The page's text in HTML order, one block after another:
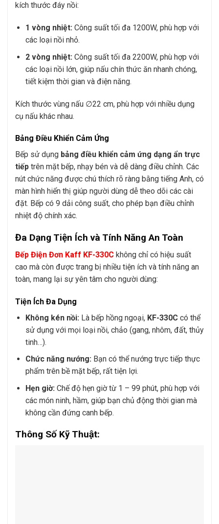
kích thước đáy nồi:
1 vòng nhiệt: Công suất tối đa 1200W, phù hợp với
các loại nồi nhỏ.
2 vòng nhiệt: Công suất tối đa 2200W, phù hợp với
các loại nồi lớn, giúp nấu chín thức ăn nhanh chóng,
tiết kiệm thời gian và điện năng.
Kích thước vùng nấu ∅22 cm, phù hợp với nhiều dụng
cụ nấu khác nhau.
Bảng Điều Khiển Cảm Ứng
Bếp sử dụng bảng điều khiển cảm ứng dạng ẩn trực
tiếp trên mặt bếp, nhạy bén và dễ dàng điều chỉnh. Các
nút chức năng được chú thích rõ ràng bằng tiếng Anh, có
màn hình hiển thị giúp người dùng dễ theo dõi các cài
đặt. Bếp có 9 dải công suất, cho phép bạn điều chỉnh
nhiệt độ chính xác.
Đa Dạng Tiện Ích và Tính Năng An Toàn
Bếp Điện Đơn Kaff KF-330C không chỉ có hiệu suất
cao mà còn được trang bị nhiều tiện ích và tính năng an
toàn, mang lại sự yên tâm cho người dùng:
Tiện Ích Đa Dụng
Không kén nồi: Là bếp hồng ngoại, KF-330Ccó thể
sử dụng với mọi loại nồi, chảo (gang, nhôm, đất, thủy
tinh…).
Chức năng nướng: Bạn có thể nướng trực tiếp thực
phẩm trên bề mặt bếp, rất tiện lợi.
Hẹn giờ: Chế độ hẹn giờ từ 1 – 99 phút, phù hợp với
các món ninh, hầm, giúp bạn chủ động thời gian mà
không cần đứng canh bếp.
Thông Số Kỹ Thuật: